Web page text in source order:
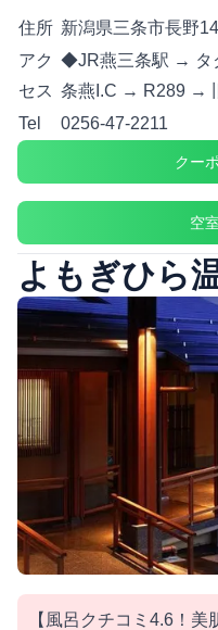
住所 新潟県三条市長野
アク
セス
◆JR燕三条駅 → タ
条燕I.C → R289 →
Tel
0256-47-2211
クー
空
よもぎひら
【風呂クチコミ4.6！